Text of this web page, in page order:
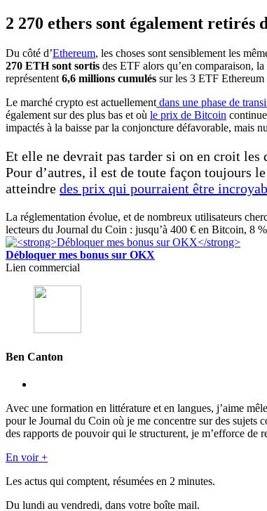
2 270 ethers sont également retirés
Du côté d’Ethereum, les choses sont sensiblement les
270 ETH sont sortis des ETF alors qu’en comparaison, la
représentent 6,6 millions cumulés sur les 3 ETF Ethereum
Le marché crypto est actuellement dans une phase de
également sur des plus bas et où le prix de Bitcoin
impactés à la baisse par la conjoncture défavorable, mais
Et elle ne devrait pas tarder si on en croit
Pour d’autres, il est de toute façon toujours
atteindre des prix qui pourraient être
La réglementation évolue, et de nombreux utilisateurs
lecteurs du Journal du Coin : jusqu’à 400 € en Bitcoin, 8
Débloquer mes bonus sur OKX
Lien commercial
Ben Canton
Avec une formation en littérature et en langues, j’aime
pour le Journal du Coin où je me concentre sur des
des rapports de pouvoir qui le structurent, je m’efforce de
En voir +
Les actus qui comptent, résumées en 2 minutes.
Du lundi au vendredi, dans votre boîte mail.